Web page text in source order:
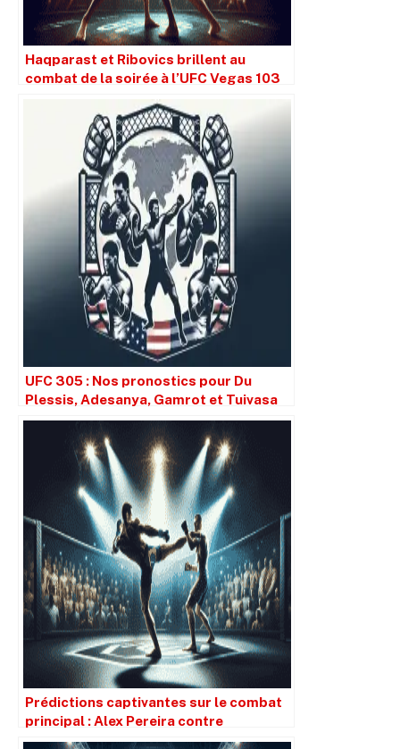
Haqparast et Ribovics brillent au
combat de la soirée à l’UFC Vegas 103
UFC 305 : Nos pronostics pour Du
Plessis, Adesanya, Gamrot et Tuivasa
Prédictions captivantes sur le combat
principal : Alex Pereira contre
Magomed Ankalaev